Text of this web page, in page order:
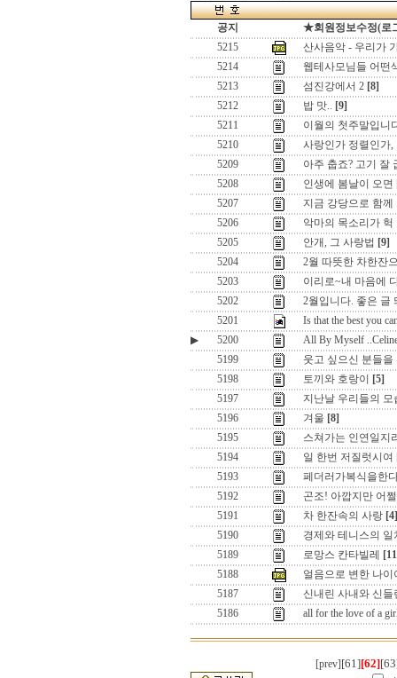
공지
★회원정보수정(로
5215
산사음악 - 우리가
5214
웹테사모님들 어떤
5213
섬진강에서 2 [8]
5212
밥 맛.. [9]
5211
이월의 첫주말입니
5210
사랑인가 정렬인가,
5209
아주 춥죠? 고기 잘
5208
인생에 봄날이 오면
5207
지금 강당으로 함께
5206
악마의 목소리가 헉
5205
안개, 그 사랑법 [9]
5204
2월 따뜻한 차한잔
5203
이리로~내 마음에
5202
2월입니다. 좋은 글
5201
Is that the best you
▶
5200
All By Myself
5199
웃고 싶으신 분들을
5198
토끼와 호랑이
[5]
5197
지난날 우리들의 모
5196
겨울 [8]
5195
스쳐가는 인연일지
5194
일 한번 저질럿시여
5193
페더러가복식을한
5192
곤조! 아깝지만 어
5191
차 한잔속의 사랑 [4]
5190
경제와 테니스의 일
5189
로망스 칸타빌레
5188
얼음으로 변한 나이
5187
신내린 사내와 신들
5186
all for the love of a
[prev] [61][62]